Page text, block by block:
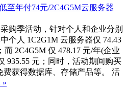
购季活动，针对个人和企业分别
个人 1C2G1M 云服务器仅 74.43
而 2C4G5M 仅 478.17 元/年(企业
935.55 元；同时，活动期间购买
费获得数据库、存储产品等。 活
»